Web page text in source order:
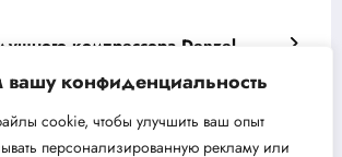
конфиденциальность
cookie, чтобы улучшить ваш опыт
персонализированную рекламу или
компрессора Denzel
и особенности поверхностного